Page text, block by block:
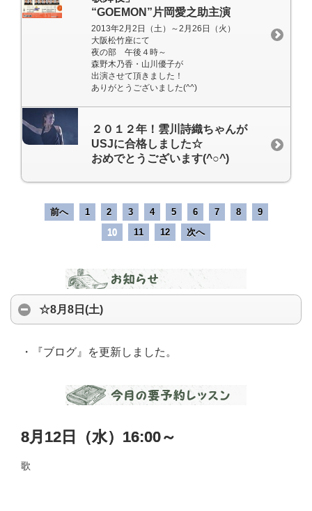
“GOEMON”片岡愛之助主演
2013年2月2日（土）～2月26日（火）
大阪松竹座にて
夜の部 午後４時～
森野木乃香・山川優子が
出演させて頂きました！
ありがとうございました(^^)
２０１２年！雲川詩織ちゃんが
USJに合格しました☆
おめでとうございます(^○^)
前へ 1 2 3 4 5 6 7 8
9
10
11 12 次へ
☆8月8日(土)
・『ブログ』を更新しました。
8月12日（水）16:00～
歌